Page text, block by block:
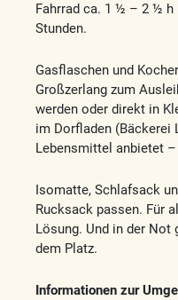
Fahrrad ca. 1 ½ – 2 ½ h
Stunden.
Gasflaschen und
Großzerlang zum
werden oder direkt in
im Dorfladen (Bäckerei
Lebensmittel anbietet
Isomatte, Schlafsack
Rucksack passen. Für
Lösung. Und in der Not
dem Platz.
Informationen zur